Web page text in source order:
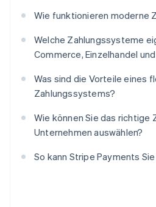
Wie funktionieren moderne
Welche Zahlungssysteme
Commerce, Einzelhandel
Was sind die Vorteile eines
Zahlungssystems?
Wie können Sie das richtige
Unternehmen auswählen?
So kann Stripe Payments